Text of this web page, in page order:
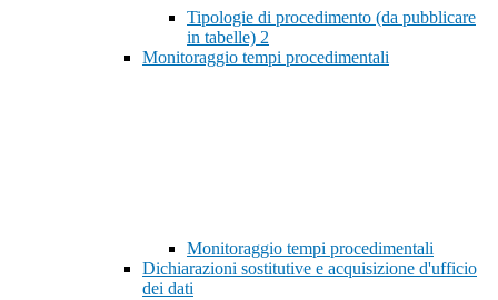
Tipologie di procedimento (da pubblicare
in tabelle) 2
Monitoraggio tempi procedimentali
Monitoraggio tempi procedimentali
Dichiarazioni sostitutive e acquisizione d'ufficio
dei dati